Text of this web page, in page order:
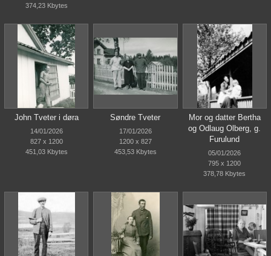
374,23 Kbytes
John Tveter i døra
14/01/2026
827 x 1200
451,03 Kbytes
Søndre Tveter
17/01/2026
1200 x 827
453,53 Kbytes
Mor og datter Bertha
og Odlaug Olberg, g.
Furulund
05/01/2026
795 x 1200
378,78 Kbytes